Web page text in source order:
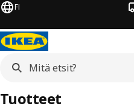
FI
Tuotteet